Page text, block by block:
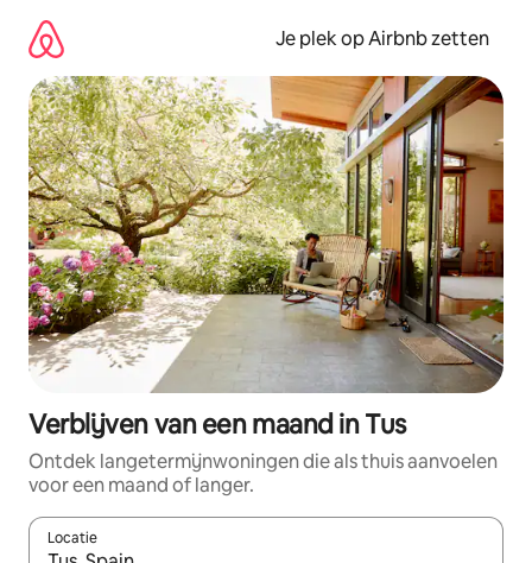
direct
naar
inhoud
Je plek op Airbnb zetten
Verblijven van een maand in Tus
Ontdek langetermijnwoningen die als thuis aanvoelen
voor een maand of langer.
Locatie